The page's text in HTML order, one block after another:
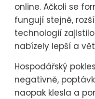
online. Ačkoli se
fungují stejně,
technologií
nabízely lepší a
Hospodářský
negativně,
naopak klesla a